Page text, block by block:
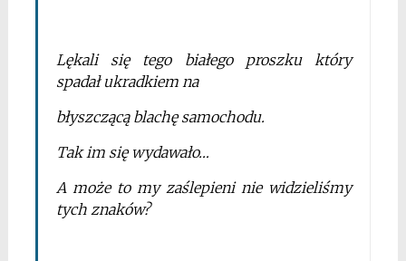
Lękali się tego białego proszku który
spadał ukradkiem na
błyszczącą blachę samochodu.
Tak im się wydawało…
A może to my zaślepieni nie widzieliśmy
tych znaków?